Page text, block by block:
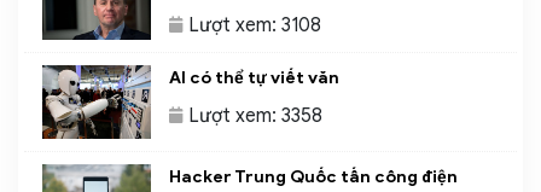
Lượt xem: 3108
AI có thể tự viết văn
Lượt xem: 3358
Hacker Trung Quốc tấn công điện